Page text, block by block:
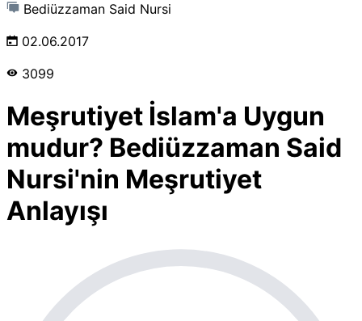
Bediüzzaman Said Nursi
02.06.2017
3099
Meşrutiyet İslam'a Uygun
mudur? Bediüzzaman Said
Nursi'nin Meşrutiyet
Anlayışı